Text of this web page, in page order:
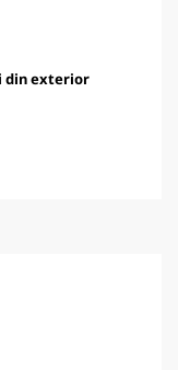
din exterior